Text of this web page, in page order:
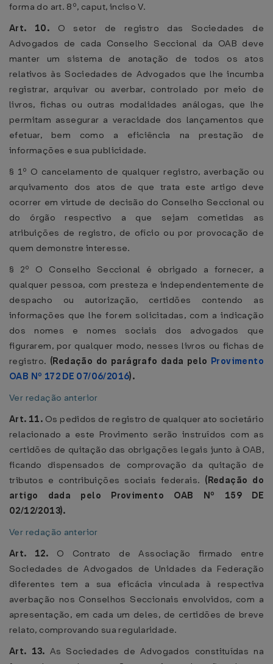
forma do art. 8º, caput, inciso V.
Art. 10. O setor de registro das Sociedades de
Advogados de cada Conselho Seccional da OAB deve
manter um sistema de anotação de todos os atos
relativos às Sociedades de Advogados que lhe incumba
registrar, arquivar ou averbar, controlado por meio de
livros, fichas ou outras modalidades análogas, que lhe
permitam assegurar a veracidade dos lançamentos que
efetuar, bem como a eficiência na prestação de
informações e sua publicidade.
§ 1º O cancelamento de qualquer registro, averbação ou
arquivamento dos atos de que trata este artigo deve
ocorrer em virtude de decisão do Conselho Seccional ou
do órgão respectivo a que sejam cometidas as
atribuições de registro, de ofício ou por provocação de
quem demonstre interesse.
§ 2º O Conselho Seccional é obrigado a fornecer, a
qualquer pessoa, com presteza e independentemente de
despacho ou autorização, certidões contendo as
informações que lhe forem solicitadas, com a indicação
dos nomes e nomes sociais dos advogados que
figurarem, por qualquer modo, nesses livros ou fichas de
registro. (Redação do parágrafo dada pelo Provimento
OAB Nº 172 DE 07/06/2016).
Ver redação anterior
Art. 11. Os pedidos de registro de qualquer ato societário
relacionado a este Provimento serão instruídos com as
certidões de quitação das obrigações legais junto à OAB,
ficando dispensados de comprovação da quitação de
tributos e contribuições sociais federais. (Redação do
artigo dada pelo Provimento OAB Nº 159 DE
02/12/2013).
Ver redação anterior
Art. 12. O Contrato de Associação firmado entre
Sociedades de Advogados de Unidades da Federação
diferentes tem a sua eficácia vinculada à respectiva
averbação nos Conselhos Seccionais envolvidos, com a
apresentação, em cada um deles, de certidões de breve
relato, comprovando sua regularidade.
Art. 13. As Sociedades de Advogados constituídas na